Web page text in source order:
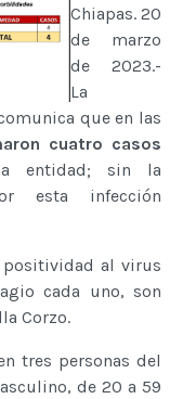
Chiapas. 20
de marzo
de 2023.-
La
que en las
cuatro casos
entidad; sin la
esta infección
al virus
cada uno, son
Corzo.
tres personas del
de 20 a 59